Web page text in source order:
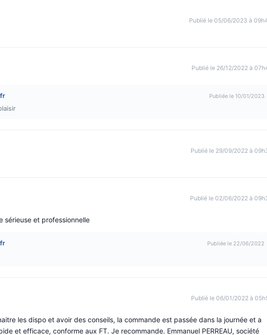
Publié le 05/06/2023 à
Publié le 26/12/2022 à
Publiée le 10/01/2023
Publié le 29/09/2022 à
Publié le 02/06/2022 à
sérieuse et professionnelle
Publiée le 22/06/2022
Publié le 06/01/2022 à
les dispo et avoir des conseils, la commande est passée dans la journée et a
et efficace, conforme aux FT. Je recommande. Emmanuel PERREAU, société